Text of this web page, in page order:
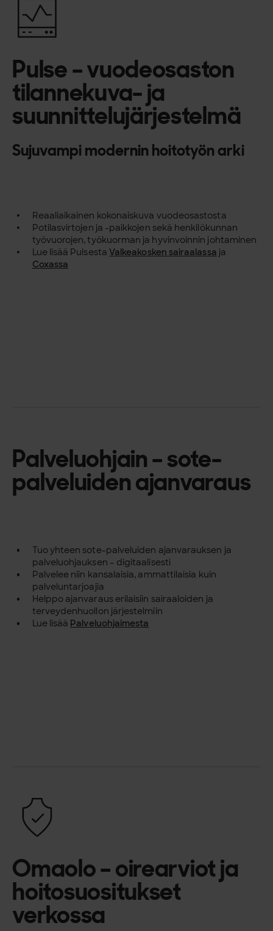
Pulse – vuodeosaston
tilannekuva- ja
suunnittelujärjestelmä
Sujuvampi modernin hoitotyön arki
Reaaliaikainen kokonaiskuva vuodeosastosta
Potilasvirtojen ja -paikkojen sekä henkilökunnan
työvuorojen, työkuorman ja hyvinvoinnin johtaminen
Lue lisää Pulsesta Valkeakosken sairaalassa ja
Coxassa
Palveluohjain – sote-
palveluiden ajanvaraus
Tuo yhteen sote-palveluiden ajanvarauksen ja
palveluohjauksen – digitaalisesti
Palvelee niin kansalaisia, ammattilaisia kuin
palveluntarjoajia
Helppo ajanvaraus erilaisiin sairaaloiden ja
terveydenhuollon järjestelmiin
Lue lisää Palveluohjaimesta
Omaolo – oirearviot ja
hoitosuositukset
verkossa